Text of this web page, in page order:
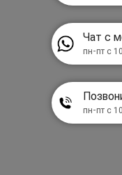
Чат с
пн-пт с
пн-пт с